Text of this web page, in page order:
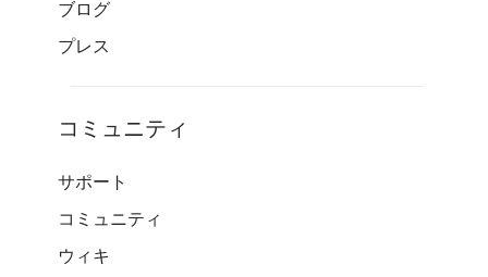
ブログ
プレス
コミュニティ
サポート
コミュニティ
ウィキ